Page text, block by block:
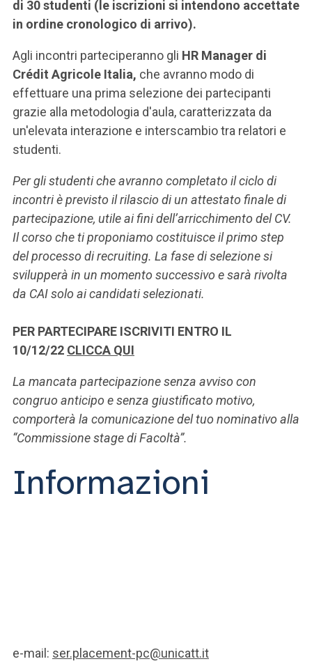
di 30 studenti (le iscrizioni si intendono accettate
in ordine cronologico di arrivo).
Agli incontri parteciperanno gli HR Manager di
Crédit Agricole Italia, che avranno modo di
effettuare una prima selezione dei partecipanti
grazie alla metodologia d'aula, caratterizzata da
un'elevata interazione e interscambio tra relatori e
studenti.
Per gli studenti che avranno completato il ciclo di
incontri è previsto il rilascio di un attestato finale di
partecipazione, utile ai fini dell’arricchimento del CV.
Il corso che ti proponiamo costituisce il primo step
del processo di recruiting. La fase di selezione si
svilupperà in un momento successivo e sarà rivolta
da CAI solo ai candidati selezionati.
PER PARTECIPARE ISCRIVITI ENTRO IL
10/12/22 CLICCA QUI
La mancata partecipazione senza avviso con
congruo anticipo e senza giustificato motivo,
comporterà la comunicazione del tuo nominativo alla
“Commissione stage di Facoltà”.
Informazioni
e-mail: ser.placement-pc@unicatt.it